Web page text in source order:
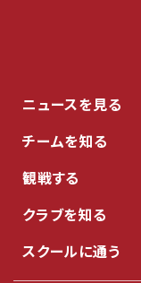
ニュースを見る
チームを知る
観戦する
クラブを知る
スクールに通う